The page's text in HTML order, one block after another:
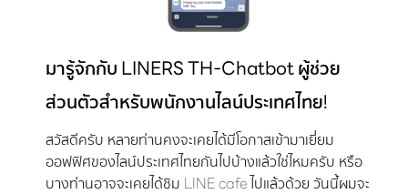
มารู้จักกับ LINERS TH-Chatbot ผู้ช่วย
ส่วนตัวสำหรับพนักงานไลน์ประเทศไทย!
สวัสดีครับ หลายท่านคงจะเคยได้มีโอกาสเข้ามาเยี่ยม
ออฟฟิศของไลน์ประเทศไทยกันไปบ้างแล้วใช่ไหมครับ หรือ
บางท่านอาจจะเคยได้ชิม LINE cafe ไปแล้วด้วย วันนี้ผมจะ